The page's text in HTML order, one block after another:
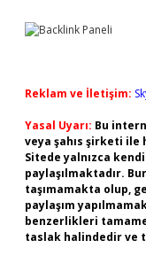
Reklam ve İletişim:
Yasal Uyarı: Bu
veya şahıs şirketi ile
Sitede yalnızca
paylaşılmaktadır.
taşımamakta olup,
paylaşım
benzerlikleri
taslak halindedir ve